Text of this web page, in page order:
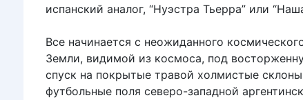
испанский аналог, “Нуэстра Тьерра” или
Все начинается с неожиданного
Земли, видимой из космоса, под
спуск на покрытые травой холмистые
футбольные поля северо-западной